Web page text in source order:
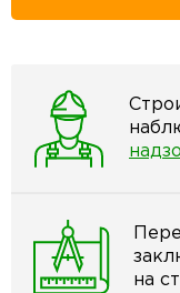
на